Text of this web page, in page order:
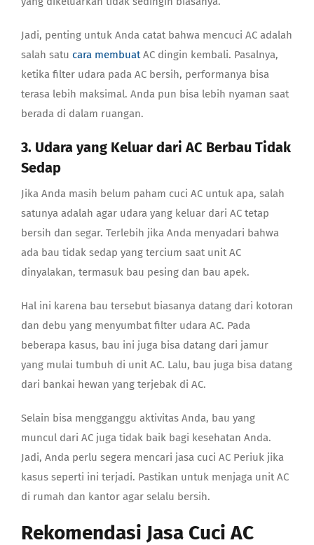
Jadi, penting untuk Anda catat bahwa mencuci AC adalah
salah satu cara membuatAC dingin kembali. Pasalnya,
ketika filter udara pada AC bersih, performanya bisa
terasa lebih maksimal. Anda pun bisa lebih nyaman saat
berada di dalam ruangan.
3. Udara yang Keluar dari AC Berbau Tidak
Sedap
Jika Anda masih belum paham cuci AC untuk apa, salah
satunya adalah agar udara yang keluar dari AC tetap
bersih dan segar. Terlebih jika Anda menyadari bahwa
ada bau tidak sedap yang tercium saat unit AC
dinyalakan, termasuk bau pesing dan bau apek.
Hal ini karena bau tersebut biasanya datang dari kotoran
dan debu yang menyumbat filter udara AC. Pada
beberapa kasus, bau ini juga bisa datang dari jamur
yang mulai tumbuh di unit AC. Lalu, bau juga bisa datang
dari bankai hewan yang terjebak di AC.
Selain bisa mengganggu aktivitas Anda, bau yang
muncul dari AC juga tidak baik bagi kesehatan Anda.
Jadi, Anda perlu segera mencari jasa cuci AC Periuk jika
kasus seperti ini terjadi. Pastikan untuk menjaga unit AC
di rumah dan kantor agar selalu bersih.
Rekomendasi Jasa Cuci AC